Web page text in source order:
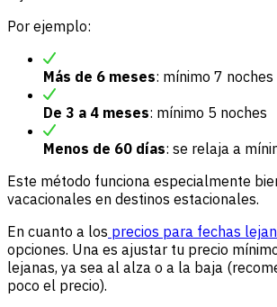
Por ejemplo:
Más de 6 meses: mínimo 7 noches
De 3 a 4 meses: mínimo 5 noches
Menos de 60 días: se relaja a
Este método funciona especialmente
vacacionales en destinos estacionales.
En cuanto a los precios para fechas
opciones. Una es ajustar tu precio
lejanas, ya sea al alza o a la baja
poco el precio).